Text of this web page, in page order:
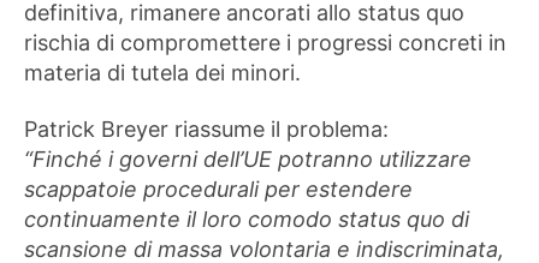
definitiva, rimanere ancorati allo status quo
rischia di compromettere i progressi concreti in
materia di tutela dei minori.
Patrick Breyer riassume il problema:
“Finché i governi dell’UE potranno utilizzare
scappatoie procedurali per estendere
continuamente il loro comodo status quo di
scansione di massa volontaria e indiscriminata,